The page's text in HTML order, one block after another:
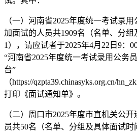
（一）河南省2025年度统一考试录
加面试的人员共1909名（名单、分
1），请应试者于2025年4月22日9：
“河南省2025年度统一考试录用公务
台”
（https://qzpta39.chinasyks.org.cn/
打印《面试通知单》。
（二）周口市2025年度市直机关公
员共50名（名单、分组及具体面试